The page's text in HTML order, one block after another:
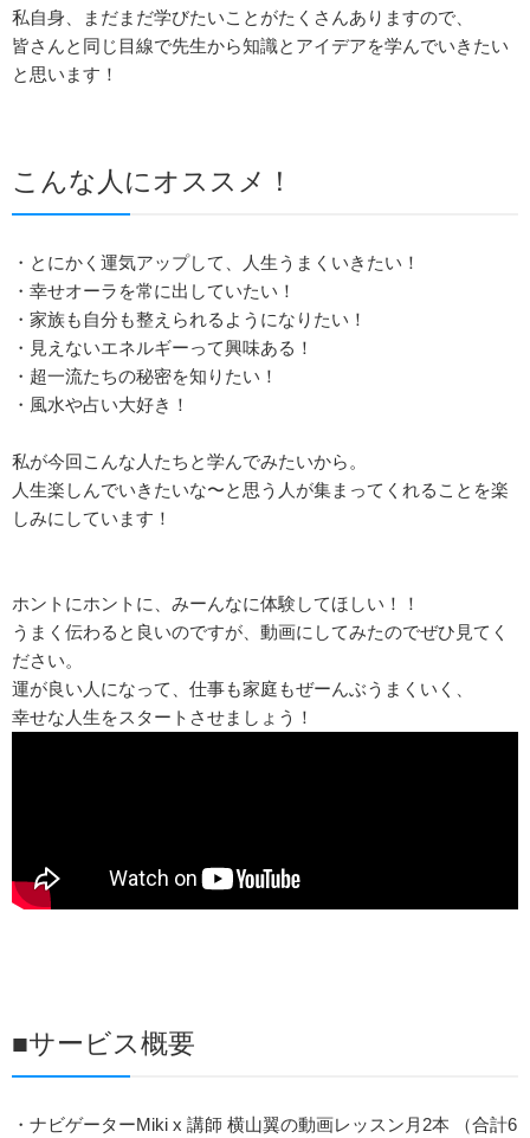
私自身、まだまだ学びたいことがたくさんありますので、
皆さんと同じ目線で先生から知識とアイデアを学んでいきたい
と思います！
こんな人にオススメ！
・とにかく運気アップして、人生うまくいきたい！
・幸せオーラを常に出していたい！
・家族も自分も整えられるようになりたい！
・見えないエネルギーって興味ある！
・超一流たちの秘密を知りたい！
・風水や占い大好き！
私が今回こんな人たちと学んでみたいから。
人生楽しんでいきたいな〜と思う人が集まってくれることを楽
しみにしています！
ホントにホントに、みーんなに体験してほしい！！
うまく伝わると良いのですが、動画にしてみたのでぜひ見てく
ださい。
運が良い人になって、仕事も家庭もぜーんぶうまくいく、
幸せな人生をスタートさせましょう！
■サービス概要
・ナビゲーターMiki x 講師 横山翼の動画レッスン月2本 （合計6